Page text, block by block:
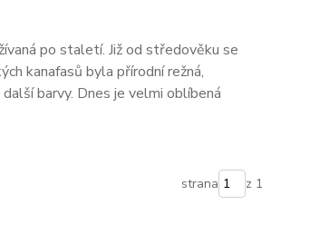
po staletí. Již od středověku se
kanafasů byla přírodní režná,
barvy. Dnes je velmi oblíbená
strana z 1